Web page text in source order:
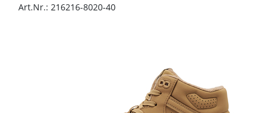
Art.Nr.: 216216-8020-40